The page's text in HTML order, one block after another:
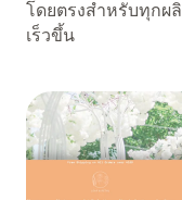
โดยตรงสำหรับทุก
เร็วขึ้น